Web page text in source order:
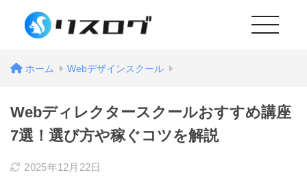
MENU
ホーム Webデザインスクール
Webディレクタースクールおすすめ講座
7選！選び方や稼ぐコツを解説
2025年12月22日